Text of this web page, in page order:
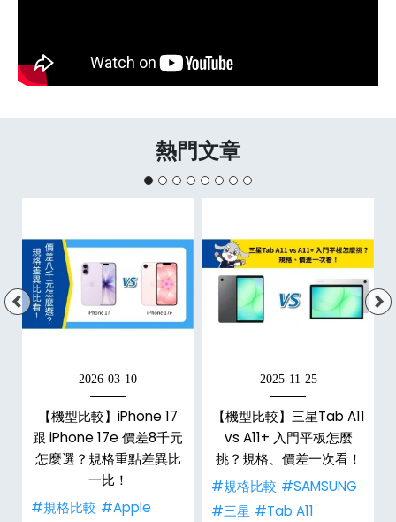
熱門文章
2026-03-10
【機型比較】iPhone 17
跟 iPhone 17e 價差8千元
怎麼選？規格重點差異比
一比！
#規格比較 #Apple
2025-11-25
【機型比較】三星Tab A11
vs A11+ 入門平板怎麼
挑？規格、價差一次看！
#規格比較 #SAMSUNG
#三星 #Tab A11